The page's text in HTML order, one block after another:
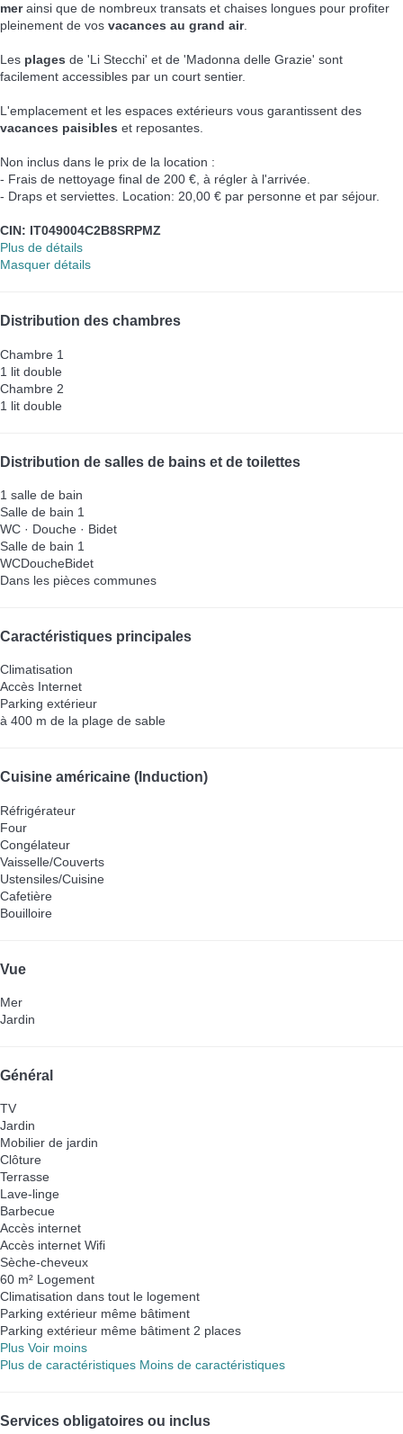
merainsi que de nombreux transats et chaises longues pour profiter
pleinement de vos vacances au grand air.
Les plages de 'Li Stecchi' et de 'Madonna delle Grazie' sont
facilement accessibles par un court sentier.
L'emplacement et les espaces extérieurs vous garantissent des
vacances paisibles et reposantes.
Non inclus dans le prix de la location :
- Frais de nettoyage final de 200 €, à régler à l'arrivée.
- Draps et serviettes. Location: 20,00 € par personne et par séjour.
CIN: IT049004C2B8SRPMZ
Plus de détails
Masquer détails
Distribution des chambres
Chambre 1
1 lit double
Chambre 2
1 lit double
Distribution de salles de bains et de toilettes
1 salle de bain
Salle de bain 1
WC · Douche · Bidet
Salle de bain 1
WCDoucheBidet
Dans les pièces communes
Caractéristiques principales
Climatisation
Accès Internet
Parking extérieur
à 400 m de la plage de sable
Cuisine américaine (Induction)
Réfrigérateur
Four
Congélateur
Vaisselle/Couverts
Ustensiles/Cuisine
Cafetière
Bouilloire
Vue
Mer
Jardin
Général
TV
Jardin
Mobilier de jardin
Clôture
Terrasse
Lave-linge
Barbecue
Accès internet
Accès internet Wifi
Sèche-cheveux
60 m² Logement
Climatisation dans tout le logement
Parking extérieur même bâtiment
Parking extérieur même bâtiment 2 places
Plus Voir moins
Plus de caractéristiques Moins de caractéristiques
Services obligatoires ou inclus